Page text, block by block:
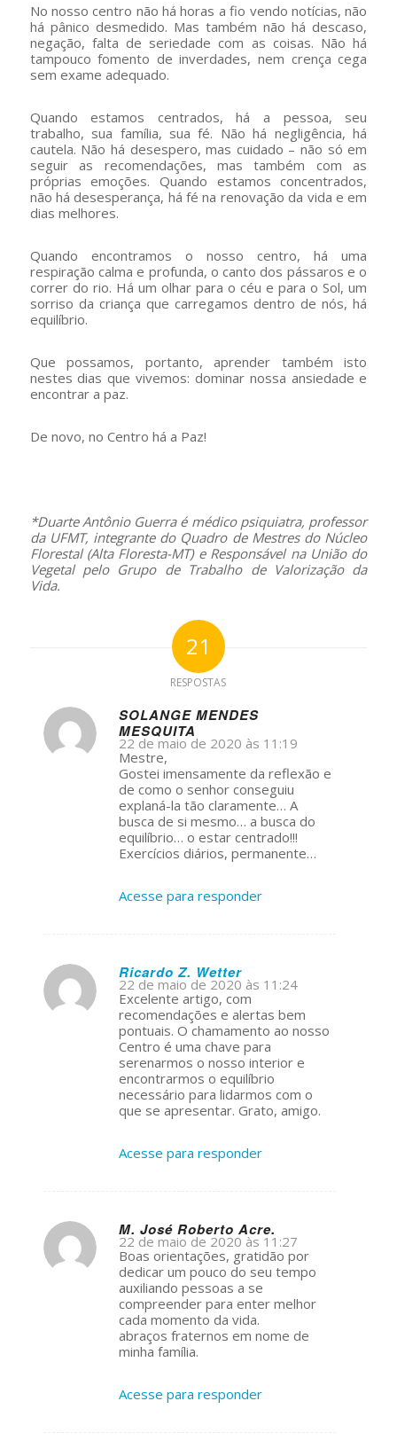
No nosso centro não há horas a fio vendo notícias, não
há pânico desmedido. Mas também não há descaso,
negação, falta de seriedade com as coisas. Não há
tampouco fomento de inverdades, nem crença cega
sem exame adequado.
Quando estamos centrados, há a pessoa, seu
trabalho, sua família, sua fé. Não há negligência, há
cautela. Não há desespero, mas cuidado – não só em
seguir as recomendações, mas também com as
próprias emoções. Quando estamos concentrados,
não há desesperança, há fé na renovação da vida e em
dias melhores.
Quando encontramos o nosso centro, há uma
respiração calma e profunda, o canto dos pássaros e o
correr do rio. Há um olhar para o céu e para o Sol, um
sorriso da criança que carregamos dentro de nós, há
equilíbrio.
Que possamos, portanto, aprender também isto
nestes dias que vivemos: dominar nossa ansiedade e
encontrar a paz.
De novo, no Centro há a Paz!
*Duarte Antônio Guerra é médico psiquiatra, professor
da UFMT, integrante do Quadro de Mestres do Núcleo
Florestal (Alta Floresta-MT) e Responsável na União do
Vegetal pelo Grupo de Trabalho de Valorização da
Vida.
21
RESPOSTAS
SOLANGE MENDES
MESQUITA
s
ays:
22 de maio de 2020 às 11:19
Mestre,
Gostei imensamente da reflexão e
de como o senhor conseguiu
explaná-la tão claramente… A
busca de si mesmo… a busca do
equilíbrio… o estar centrado!!!
Exercícios diários, permanente…
Acesse para responder
Ricardo Z. Wetter
s
ays:
22 de maio de 2020 às 11:24
Excelente artigo, com
recomendações e alertas bem
pontuais. O chamamento ao nosso
Centro é uma chave para
serenarmos o nosso interior e
encontrarmos o equilíbrio
necessário para lidarmos com o
que se apresentar. Grato, amigo.
Acesse para responder
M. José Roberto Acre.
s
ays:
22 de maio de 2020 às 11:27
Boas orientações, gratidão por
dedicar um pouco do seu tempo
auxiliando pessoas a se
compreender para enter melhor
cada momento da vida.
abraços fraternos em nome de
minha família.
Acesse para responder